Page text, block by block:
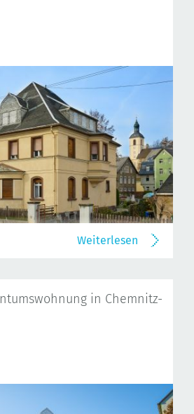
Weiterlesen
in Chemnitz-